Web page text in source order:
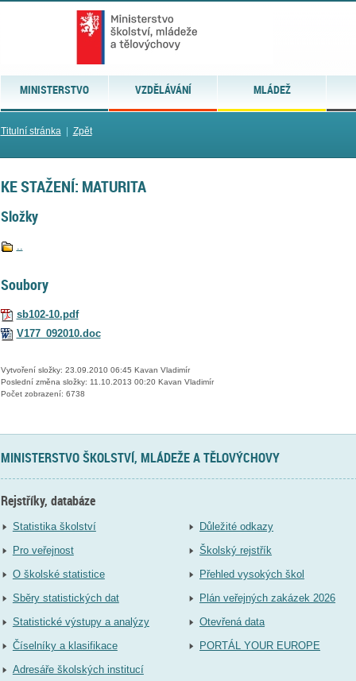
MINISTERSTVO VZDĚLÁVÁNÍ MLÁDEŽ
Titulní stránka| Zpět
KE STAŽENÍ: MATURITA
Složky
..
Soubory
sb102-10.pdf
V177_092010.doc
Vytvoření složky: 23.09.2010 06:45 Kavan Vladimír
Poslední změna složky: 11.10.2013 00:20 Kavan Vladimír
Počet zobrazení: 6738
MINISTERSTVO ŠKOLSTVÍ, MLÁDEŽE A TĚLOVÝCHOVY
Rejstříky, databáze
Statistika školství
Pro veřejnost
O školské statistice
Sběry statistických dat
Statistické výstupy a analýzy
Číselníky a klasifikace
Adresáře školských institucí
Důležité odkazy
Školský rejstřík
Přehled vysokých škol
Plán veřejných zakázek 2026
Otevřená data
PORTÁL YOUR EUROPE